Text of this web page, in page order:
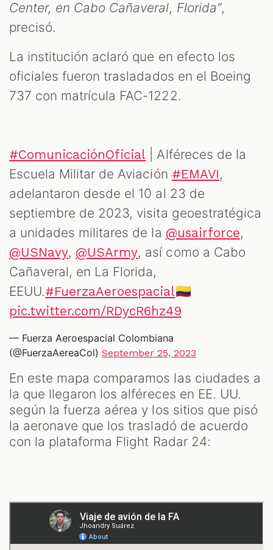
Center, en Cabo Cañaveral, Florida”,
precisó.
La institución aclaró que en efecto los
oficiales fueron trasladados en el Boeing
737 con matrícula FAC-1222.
#ComunicaciónOficial | Alféreces de la
Escuela Militar de Aviación #EMAVI,
adelantaron desde el 10 al 23 de
septiembre de 2023, visita geoestratégica
a unidades militares de la @usairforce,
@USNavy, @USArmy, así como a Cabo
Cañaveral, en La Florida,
EEUU.#FuerzaAeroespacial🇨🇴
pic.twitter.com/RDycR6hz49
— Fuerza Aeroespacial Colombiana
(@FuerzaAereaCol) September 25, 2023
En este mapa comparamos las ciudades a
la que llegaron los alféreces en EE. UU.
según la fuerza aérea y los sitios que pisó
la aeronave que los trasladó de acuerdo
con la plataforma Flight Radar 24: